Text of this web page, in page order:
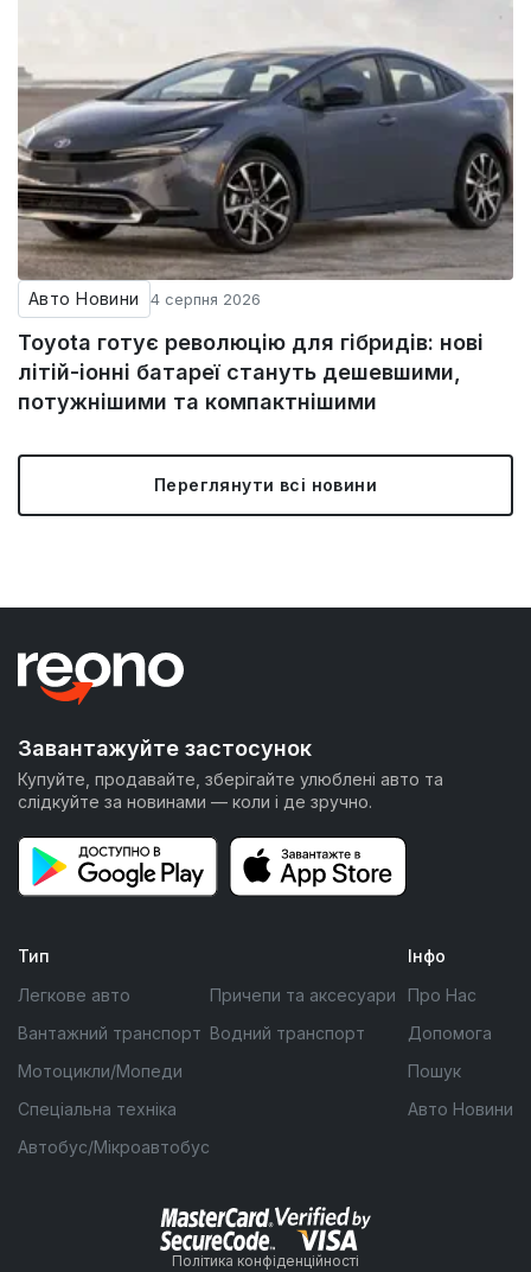
Авто Новини 4 серпня 2026
Toyota готує революцію для гібридів: нові
літій-іонні батареї стануть дешевшими,
потужнішими та компактнішими
Переглянути всі новини
Завантажуйте застосунок
Купуйте, продавайте, зберігайте улюблені авто та
слідкуйте за новинами — коли і де зручно.
Тип
Легкове авто
Вантажний транспорт
Мотоцикли/Мопеди
Спеціальна техніка
Автобус/Мікроавтобус
Причепи та аксесуари
Водний транспорт
Інфо
Про Нас
Допомога
Пошук
Авто Новини
Політика конфіденційності